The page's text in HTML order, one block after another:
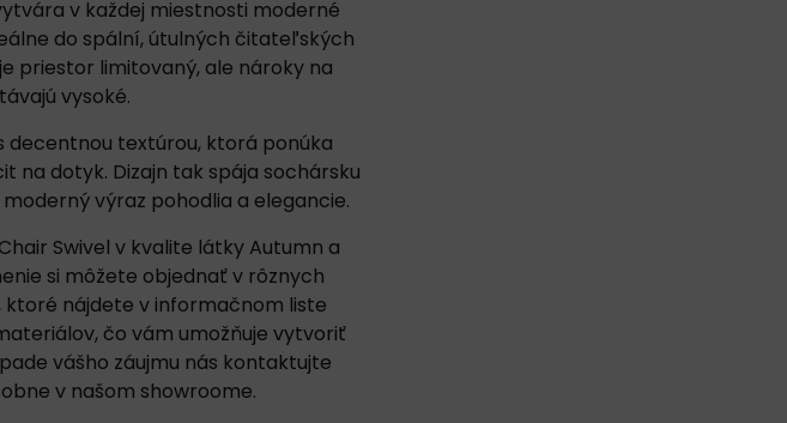
v každej miestnosti moderné
do spální, útulných čitateľských
priestor limitovaný, ale nároky na
vysoké.
decentnou textúrou, ktorá ponúka
na dotyk. Dizajn tak spája sochársku
výraz pohodlia a elegancie.
Swivel v kvalite látky Autumn a
si môžete objednať v rôznych
nájdete vinformačnom liste
, čo vám umožňuje vytvoriť
vášho záujmu nás kontaktujte
v našom showroome.